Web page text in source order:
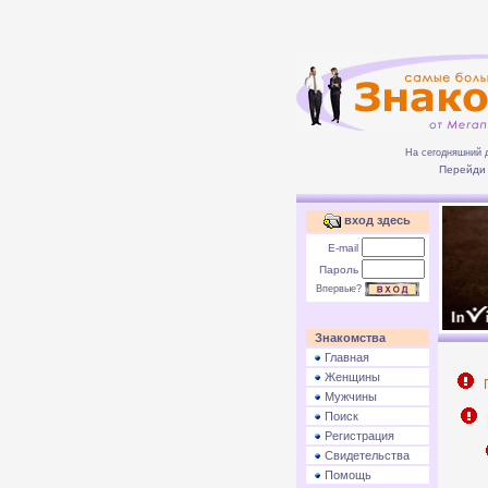
На сегодняшний
Перейди
вход здесь
E-mail
Пароль
Впервые?
Знакомства
Главная
Женщины
Мужчины
Поиск
Регистрация
Свидетельства
Помощь